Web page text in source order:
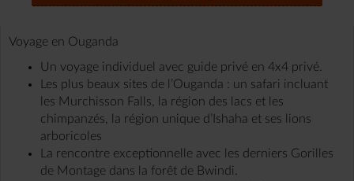
Voyage en Ouganda
Un voyage individuel avec guide privé en 4x4 privé.
Les plus beaux sites de l’Ouganda : un safari incluant
les Murchisson Falls, la région des lacs et les
chimpanzés, la région unique d’Ishaha et ses lions
arboricoles
La rencontre exceptionnelle avec les derniers Gorilles
de Montage dans la forêt de Bwindi.